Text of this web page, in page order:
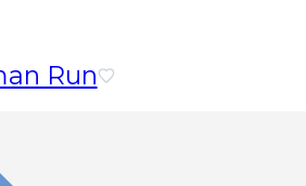
Run